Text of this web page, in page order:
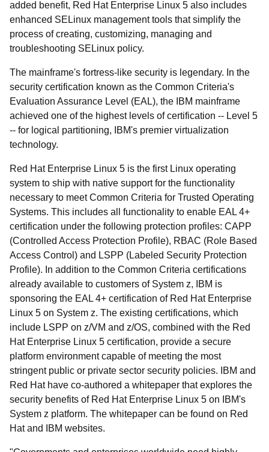
added benefit, Red Hat Enterprise Linux 5 also includes
enhanced SELinux management tools that simplify the
process of creating, customizing, managing and
troubleshooting SELinux policy.
The mainframe's fortress-like security is legendary. In the
security certification known as the Common Criteria's
Evaluation Assurance Level (EAL), the IBM mainframe
achieved one of the highest levels of certification -- Level 5
-- for logical partitioning, IBM's premier virtualization
technology.
Red Hat Enterprise Linux 5 is the first Linux operating
system to ship with native support for the functionality
necessary to meet Common Criteria for Trusted Operating
Systems. This includes all functionality to enable EAL 4+
certification under the following protection profiles: CAPP
(Controlled Access Protection Profile), RBAC (Role Based
Access Control) and LSPP (Labeled Security Protection
Profile). In addition to the Common Criteria certifications
already available to customers of System z, IBM is
sponsoring the EAL 4+ certification of Red Hat Enterprise
Linux 5 on System z. The existing certifications, which
include LSPP on z/VM and z/OS, combined with the Red
Hat Enterprise Linux 5 certification, provide a secure
platform environment capable of meeting the most
stringent public or private sector security policies. IBM and
Red Hat have co-authored a whitepaper that explores the
security benefits of Red Hat Enterprise Linux 5 on IBM's
System z platform. The whitepaper can be found on Red
Hat and IBM websites.